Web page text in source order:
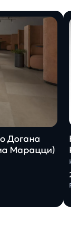
Догана
Марацци)